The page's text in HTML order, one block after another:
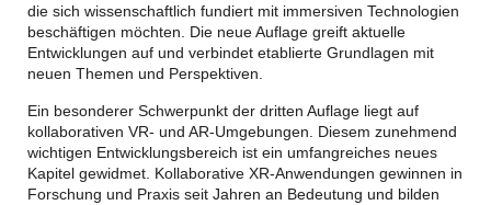
die sich wissenschaftlich fundiert mit immersiven Technologien
beschäftigen möchten. Die neue Auflage greift aktuelle
Entwicklungen auf und verbindet etablierte Grundlagen mit
neuen Themen und Perspektiven.
Ein besonderer Schwerpunkt der dritten Auflage liegt auf
kollaborativen VR- und AR-Umgebungen. Diesem zunehmend
wichtigen Entwicklungsbereich ist ein umfangreiches neues
Kapitel gewidmet. Kollaborative XR-Anwendungen gewinnen in
Forschung und Praxis seit Jahren an Bedeutung und bilden